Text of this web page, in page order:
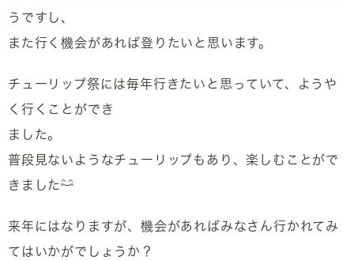
うですし、
また行く機会があれば登りたいと思います。
チューリップ祭には毎年行きたいと思っていて、ようや
く行くことができ
ました。
普段見ないようなチューリップもあり、楽しむことがで
きました
来年にはなりますが、機会があればみなさん行かれてみ
てはいかがでしょうか？